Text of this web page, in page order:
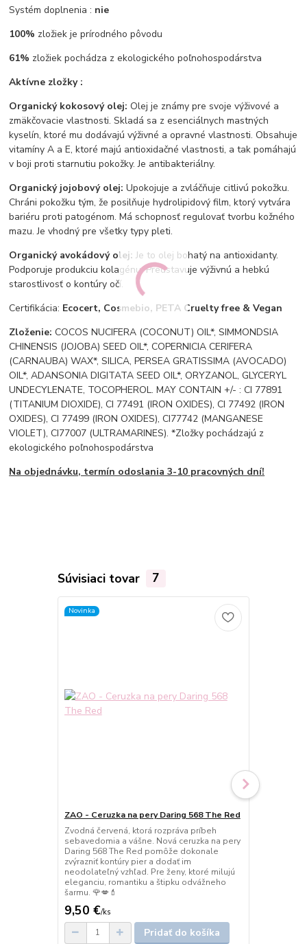
Systém doplnenia : nie
100% zložiek je prírodného pôvodu
61% zložiek pochádza z ekologického poľnohospodárstva
Aktívne zložky :
Organický kokosový olej: Olej je známy pre svoje výživové a
zmäkčovacie vlastnosti. Skladá sa z esenciálnych mastných
kyselín, ktoré mu dodávajú výživné a opravné vlastnosti. Obsahuje
vitamíny A a E, ktoré majú antioxidačné vlastnosti, a tak pomáhajú
v boji proti starnutiu pokožky. Je antibakteriálny.
Organický jojobový olej: Upokojuje a zvláčňuje citlivú pokožku.
Chráni pokožku tým, že posilňuje hydrolipidový film, ktorý vytvára
bariéru proti patogénom. Má schopnosť regulovať tvorbu kožného
mazu. Je vhodný pre všetky typy pleti.
Organický avokádový olej: Je to olej bohatý na antioxidanty.
Podporuje produkciu kolagénu. Predstavuje výživnú a hebkú
starostlivosť o kontúry očí.
Certifikácia: Ecocert, Cosmebio, PETA Cruelty free & Vegan
Zloženie: COCOS NUCIFERA (COCONUT) OIL*, SIMMONDSIA
CHINENSIS (JOJOBA) SEED OIL*, COPERNICIA CERIFERA
(CARNAUBA) WAX*, SILICA, PERSEA GRATISSIMA (AVOCADO)
OIL*, ADANSONIA DIGITATA SEED OIL*, ORYZANOL, GLYCERYL
UNDECYLENATE, TOCOPHEROL. MAY CONTAIN +/- : CI 77891
(TITANIUM DIOXIDE), CI 77491 (IRON OXIDES), CI 77492 (IRON
OXIDES), CI 77499 (IRON OXIDES), CI77742 (MANGANESE
VIOLET), CI77007 (ULTRAMARINES). *Zložky pochádzajú z
ekologického poľnohospodárstva
Na objednávku, termín odoslania 3-10 pracovných dní!
Súvisiaci tovar 7
Novinka
ZAO - Ceruzka na pery Daring 568 The Red
Zvodná červená, ktorá rozpráva príbeh
sebavedomia a vášne. Nová ceruzka na pery
Daring 568 The Red pomôže dokonale
zvýrazniť kontúry pier a dodať im
neodolateľný vzhľad. Pre ženy, ktoré milujú
eleganciu, romantiku a štipku odvážneho
šarmu. 🌹💋💄
9,50 €/ks
Pridať do košíka